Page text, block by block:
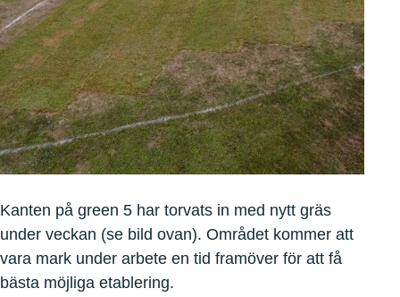
Kanten på green 5 har torvats in med nytt gräs
under veckan (se bild ovan). Området kommer att
vara mark under arbete en tid framöver för att få
bästa möjliga etablering.